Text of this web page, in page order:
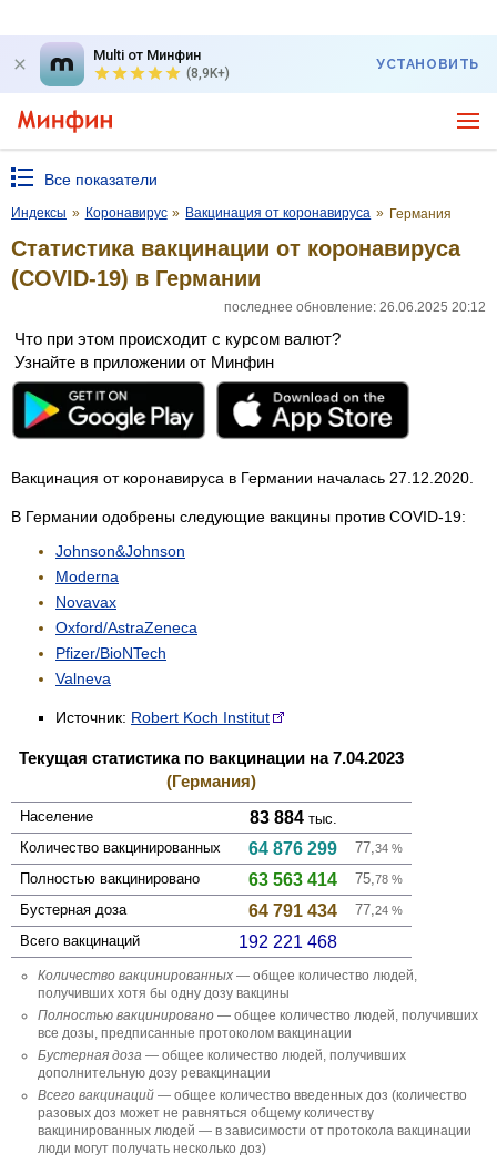
Multi от Минфин
(8,9K+)
УСТАНОВИТЬ
Все показатели
Индексы » Коронавирус » Вакцинация от коронавируса » Германия
Статистика вакцинации от коронавируса
(COVID-19) в Германии
последнее обновление: 26.06.2025 20:12
Что при этом происходит с курсом валют?
Узнайте в приложении от Минфин
Вакцинация от коронавируса в Германии началась 27.12.2020.
В Германии одобрены следующие вакцины против COVID-19:
Johnson&Johnson
Moderna
Novavax
Oxford/AstraZeneca
Pfizer/BioNTech
Valneva
Источник: Robert Koch Institut
Текущая статистика по вакцинации на 7.04.2023
(Германия)
Население 83 884 тыс.
Количество вакцини­рованных
64 876 299 77, 34 %
Полностью вакцини­ровано 63 563 414 75, 78 %
Бустерная доза 64 791 434 77, 24 %
Всего вакцинаций 192 221 468
Количество вакцини­рованных — общее количество людей,
получивших хотя бы одну дозу вакцины
Полностью вакцини­ровано — общее количество людей, получивших
все дозы, предписанные протоколом вакцинации
Бустерная доза — общее количество людей, получивших
дополнительную дозу ревакцинации
Всего вакцинаций — общее количество введенных доз (количество
разовых доз может не равняться общему количеству
вакцинированных людей — в зависимости от протокола вакцинации
люди могут получать несколько доз)